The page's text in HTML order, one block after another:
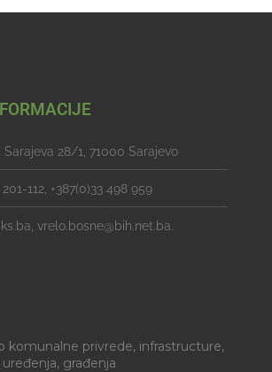
Sarajeva 28/1, 71000 Sarajevo
201-112, +387(0)33 498 959
vrelo.bosne@bih.net.ba.
komunalne privrede, infrastructure,
građenja